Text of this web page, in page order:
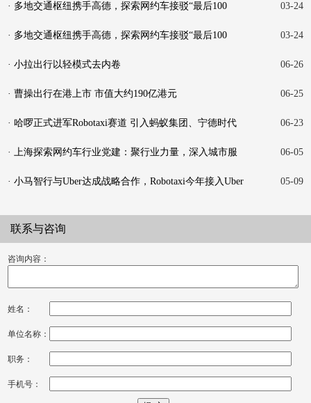
· 多地交通枢纽携手高德，探索网约车接驳“最后100
03-24
· 多地交通枢纽携手高德，探索网约车接驳“最后100
03-24
· 小拉出行以轻模式去内卷 06-26
· 曹操出行在港上市 市值大约190亿港元 06-25
· 哈啰正式进军Robotaxi赛道 引入蚂蚁集团、宁德时代
06-23
· 上海探索网约车行业党建：聚行业力量，深入城市服
06-05
· 小马智行与Uber达成战略合作，Robotaxi今年接入Uber
05-09
联系与咨询
咨询内容：
姓名：
单位名称：
职务：
手机号：